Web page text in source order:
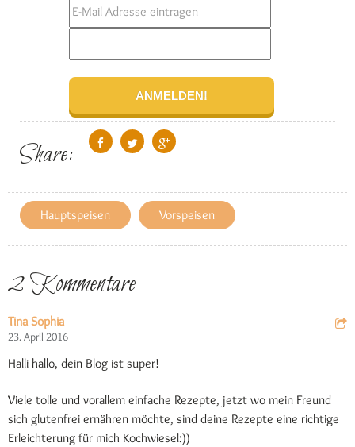
Share:
Hauptspeisen Vorspeisen
2 Kommentare
Tina Sophia
23. April 2016
Halli hallo, dein Blog ist super!
Viele tolle und vorallem einfache Rezepte, jetzt wo mein Freund
sich glutenfrei ernähren möchte, sind deine Rezepte eine richtige
Erleichterung für mich Kochwiesel:))